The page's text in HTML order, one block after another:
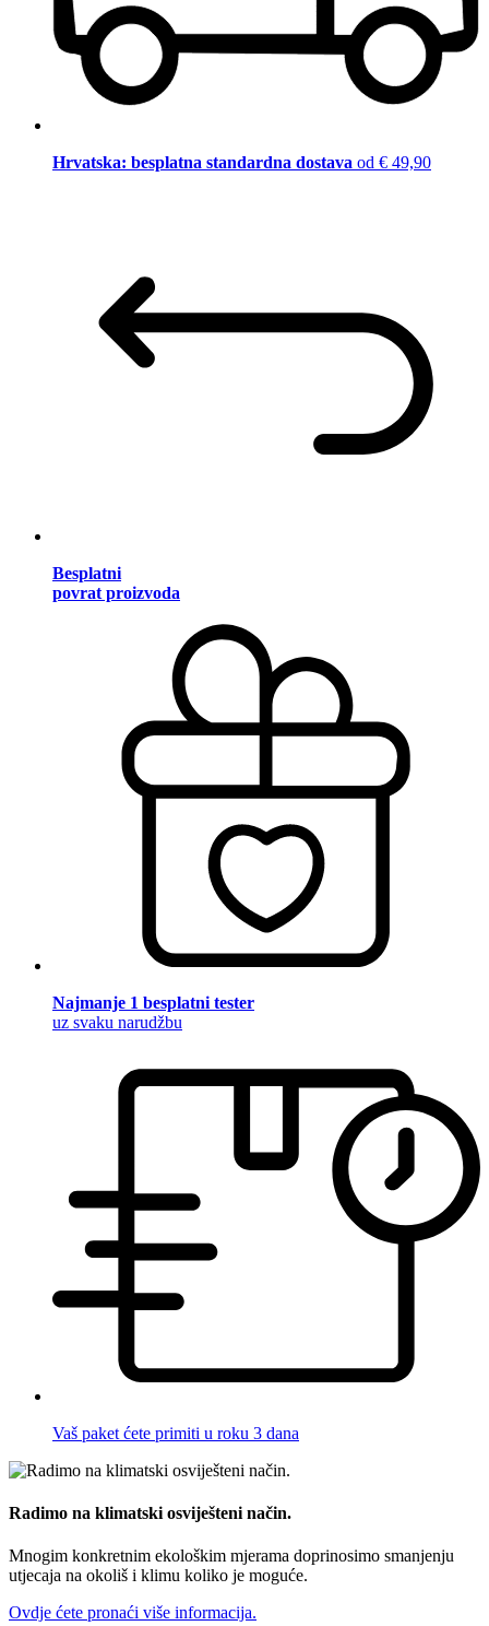
Hrvatska: besplatna standardna dostava od € 49,90
Besplatni
povrat proizvoda
Najmanje 1 besplatni tester
uz svaku narudžbu
Vaš paket ćete primiti u roku 3 dana
Radimo na klimatski osviješteni način.
Mnogim konkretnim ekološkim mjerama doprinosimo smanjenju
utjecaja na okoliš i klimu koliko je moguće.
Ovdje ćete pronaći više informacija.